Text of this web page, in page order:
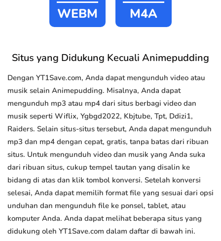
WEBM M4A
Situs yang Didukung Kecuali Animepudding
Dengan YT1Save.com, Anda dapat mengunduh video atau
musik selain Animepudding. Misalnya, Anda dapat
mengunduh mp3 atau mp4 dari situs berbagi video dan
musik seperti Wiflix, Ygbgd2022, Kbjtube, Tpt, Ddizi1,
Raiders. Selain situs-situs tersebut, Anda dapat mengunduh
mp3 dan mp4 dengan cepat, gratis, tanpa batas dari ribuan
situs. Untuk mengunduh video dan musik yang Anda suka
dari ribuan situs, cukup tempel tautan yang disalin ke
bidang di atas dan klik tombol konversi. Setelah konversi
selesai, Anda dapat memilih format file yang sesuai dari opsi
unduhan dan mengunduh file ke ponsel, tablet, atau
komputer Anda. Anda dapat melihat beberapa situs yang
didukung oleh YT1Save.com dalam daftar di bawah ini.